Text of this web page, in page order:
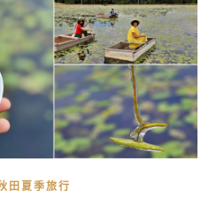
田夏季旅行